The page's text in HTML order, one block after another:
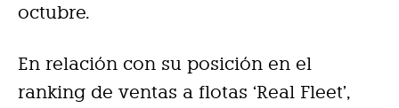
octubre.
En relación con su posición en el
ranking de ventas a flotas ‘Real Fleet’,